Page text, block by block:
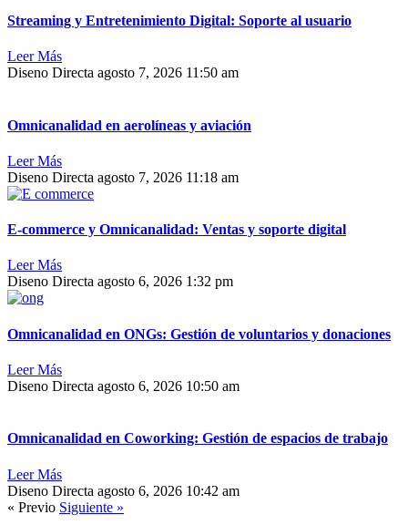
Streaming y Entretenimiento Digital: Soporte al usuario
Leer Más
Diseno Directa agosto 7, 2026 11:50 am
Omnicanalidad en aerolíneas y aviación
Leer Más
Diseno Directa agosto 7, 2026 11:18 am
E-commerce y Omnicanalidad: Ventas y soporte digital
Leer Más
Diseno Directa agosto 6, 2026 1:32 pm
Omnicanalidad en ONGs: Gestión de voluntarios y donaciones
Leer Más
Diseno Directa agosto 6, 2026 10:50 am
Omnicanalidad en Coworking: Gestión de espacios de trabajo
Leer Más
Diseno Directa agosto 6, 2026 10:42 am
« Previo Siguiente »